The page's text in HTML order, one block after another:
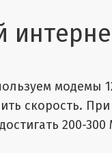
модемы
скорость.
200-300